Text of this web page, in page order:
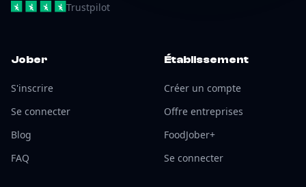
Trustpilot
Jober
S'inscrire
Se connecter
Blog
FAQ
Établissement
Créer un compte
Offre entreprises
FoodJober+
Se connecter